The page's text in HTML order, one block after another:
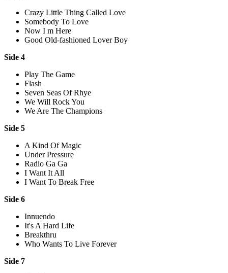
Crazy Little Thing Called Love
Somebody To Love
Now I m Here
Good Old-fashioned Lover Boy
Side 4
Play The Game
Flash
Seven Seas Of Rhye
We Will Rock You
We Are The Champions
Side 5
A Kind Of Magic
Under Pressure
Radio Ga Ga
I Want It All
I Want To Break Free
Side 6
Innuendo
It's A Hard Life
Breakthru
Who Wants To Live Forever
Side 7